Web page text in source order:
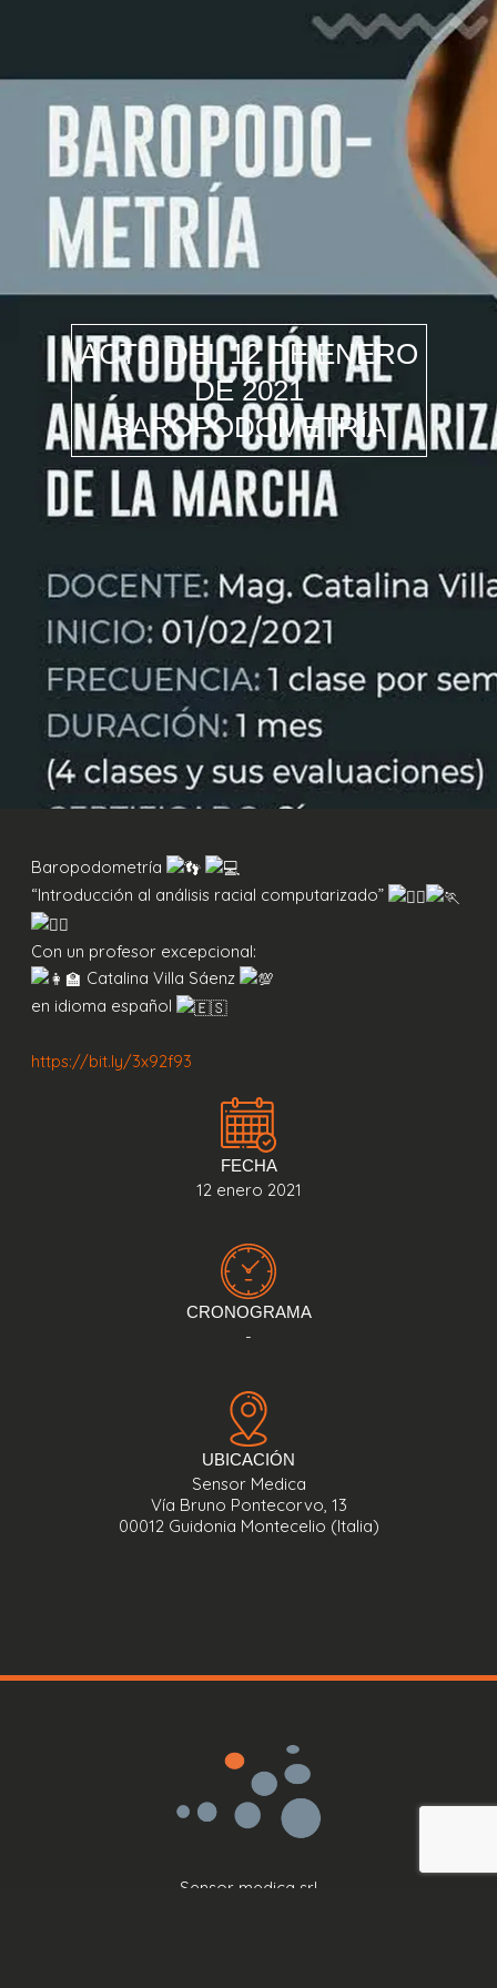
ACTO DEL 12 DE ENERO
DE 2021
BAROPODOMETRÍA
Baropodometría
“Introducción al análisis racial computarizado”
Con un profesor excepcional:
Catalina Villa Sáenz
en idioma español
https://bit.ly/3x92f93
FECHA
12 enero 2021
CRONOGRAMA
-
UBICACIÓN
Sensor Medica
Vía Bruno Pontecorvo, 13
00012 Guidonia Montecelio (Italia)
Sensor medica srl